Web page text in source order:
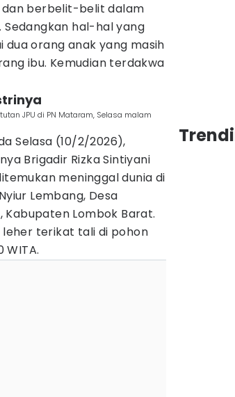
berbelit-belit dalam
hal-hal yang
orang anak yang masih
ibu. Kemudian terdakwa
JPU di PN Mataram, Selasa malam
Selasa (10/2/2026),
Brigadir Rizka Sintiyani
meninggal dunia di
Lembang, Desa
Lombok Barat.
leher terikat tali di pohon
WITA.